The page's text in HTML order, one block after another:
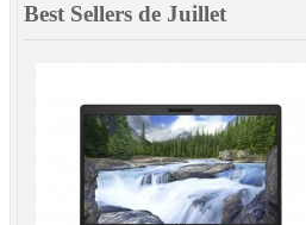
Best Sellers de Juillet